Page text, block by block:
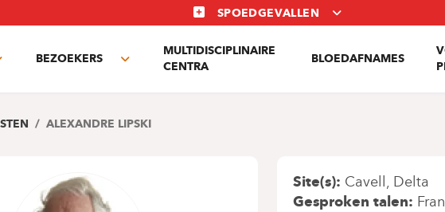
SPOEDGEVALLEN
BEZOEKERS
Toggle
MULTIDISCIPLINAIRE
CENTRA
BLOEDAFNAMES
ALEXANDRE LIPSKI
Site(s) Cavell
Delta
Gesproken talen